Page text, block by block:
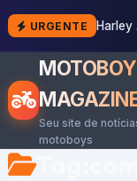
URGENTE
MOTOBOY
Seu site de
motoboys
Tag: